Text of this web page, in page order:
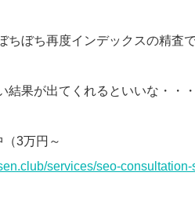
ちぼち再度インデックスの精査
結果が出てくれるといいな・・・
3万円～
services/seo-